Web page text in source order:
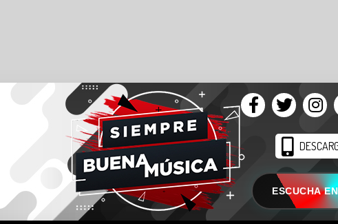
ESCUCHA